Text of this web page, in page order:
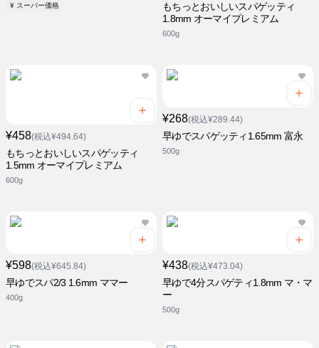
¥ スーパー価格
もちっとおいしいスパゲッティ
1.8mm オーマイプレミアム
600g
¥458(税込¥494.64)
もちっとおいしいスパゲッティ
1.5mm オーマイプレミアム
600g
¥268(税込¥289.44)
早ゆでスパゲッティ1.65mm 富永
500g
¥598(税込¥645.84)
早ゆでスパ2/3 1.6mm ママー
400g
¥438(税込¥473.04)
早ゆで4分スパゲティ1.8mm マ・マ
ー
500g